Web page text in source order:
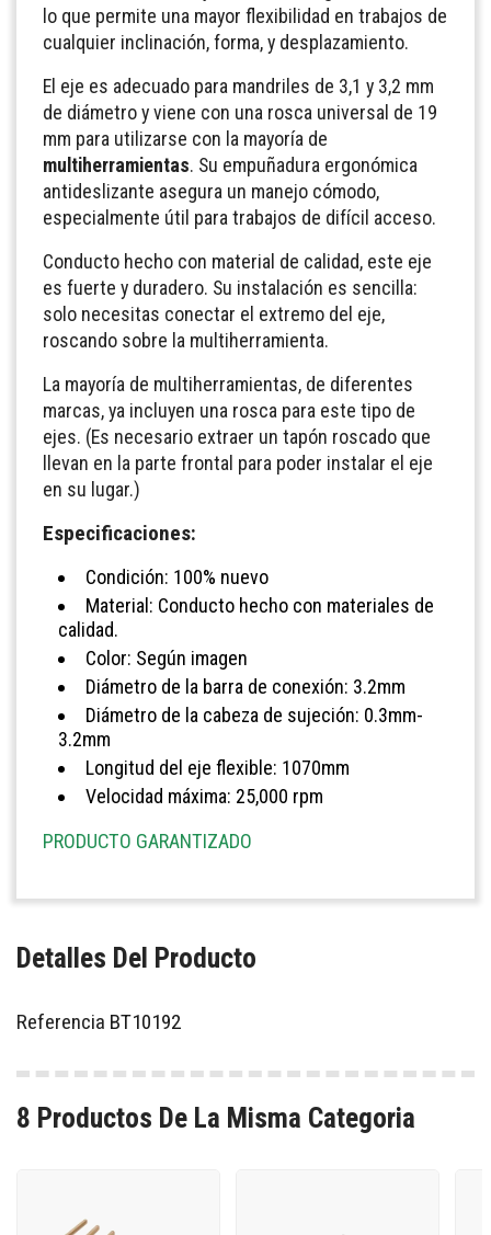
lo que permite una mayor flexibilidad en trabajos de
cualquier inclinación, forma, y desplazamiento.
El eje es adecuado para mandriles de 3,1 y 3,2 mm
de diámetro y viene con una rosca universal de 19
mm para utilizarse con la mayoría de
multiherramientas. Su empuñadura ergonómica
antideslizante asegura un manejo cómodo,
especialmente útil para trabajos de difícil acceso.
Conducto hecho con material de calidad, este eje
es fuerte y duradero. Su instalación es sencilla:
solo necesitas conectar el extremo del eje,
roscando sobre la multiherramienta.
La mayoría de multiherramientas, de diferentes
marcas, ya incluyen una rosca para este tipo de
ejes. (Es necesario extraer un tapón roscado que
llevan en la parte frontal para poder instalar el eje
en su lugar.)
Especificaciones:
Condición: 100% nuevo
Material: Conducto hecho con materiales de
calidad.
Color: Según imagen
Diámetro de la barra de conexión: 3.2mm
Diámetro de la cabeza de sujeción: 0.3mm-
3.2mm
Longitud del eje flexible: 1070mm
Velocidad máxima: 25,000 rpm
PRODUCTO GARANTIZADO
Detalles Del Producto
Referencia BT10192
8 Productos De La Misma Categoria